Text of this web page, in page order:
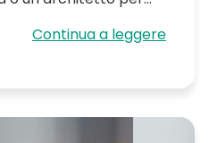
Continua a leggere